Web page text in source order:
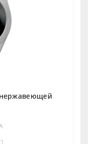
нержавеющей